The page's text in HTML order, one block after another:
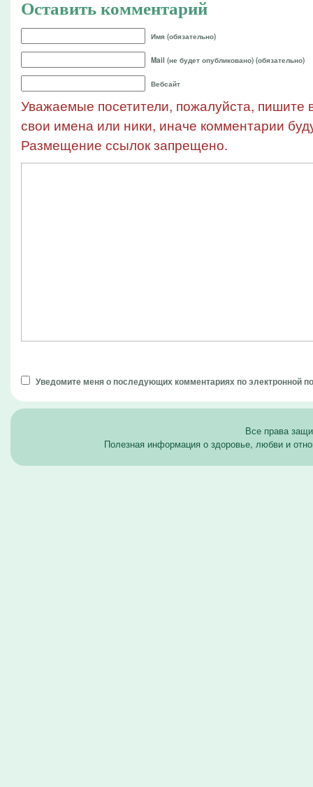
Оставить комментарий
Имя (обязательно)
Mail (не будет опубликовано) (обязательно)
Вебсайт
Уважаемые посетители, пожалуйста, пишите
свои имена или ники, иначе комментарии
Размещение ссылок запрещено.
Уведомите меня о последующих комментариях по электронной
Все права
Полезная информация о здоровье, любви и